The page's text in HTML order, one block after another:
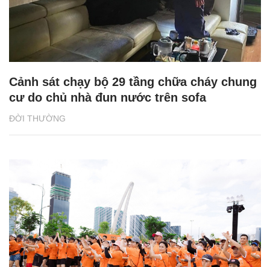
ĐỜI THƯỜNG
Cảnh sát chạy bộ 29 tầng chữa cháy chung
cư do chủ nhà đun nước trên sofa